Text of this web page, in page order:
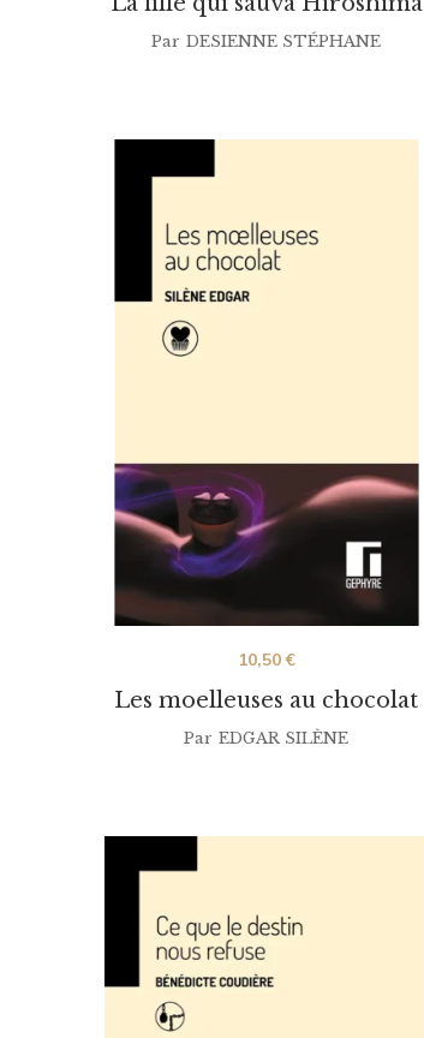
Par DESIENNE STÉPHANE
Les moelleuses au chocolat
10,50€
Par EDGAR SILÈNE